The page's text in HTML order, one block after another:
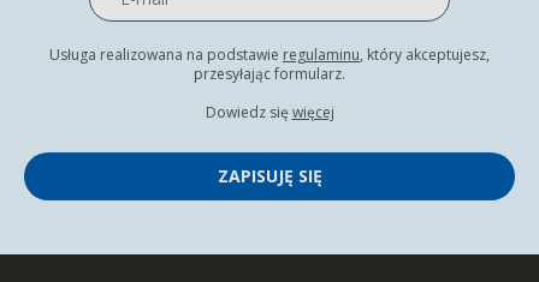
Usługa realizowana na podstawie regulaminu, który akceptujesz,
przesyłając formularz.
Dowiedz się więcej
ZAPISUJĘ SIĘ